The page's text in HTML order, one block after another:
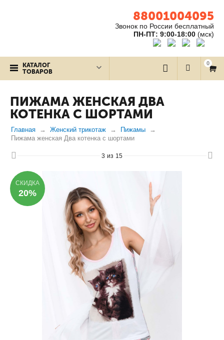
88001004095
Звонок по России бесплатный
ПН-ПТ: 9:00-18:00 (мск)
КАТАЛОГ
ТОВАРОВ
0
ПИЖАМА ЖЕНСКАЯ ДВА
КОТЕНКА С ШОРТАМИ
Главная Женский трикотаж
Пижамы
Пижама женская Два котенка с шортами
3 из 15
СКИДКА
20%